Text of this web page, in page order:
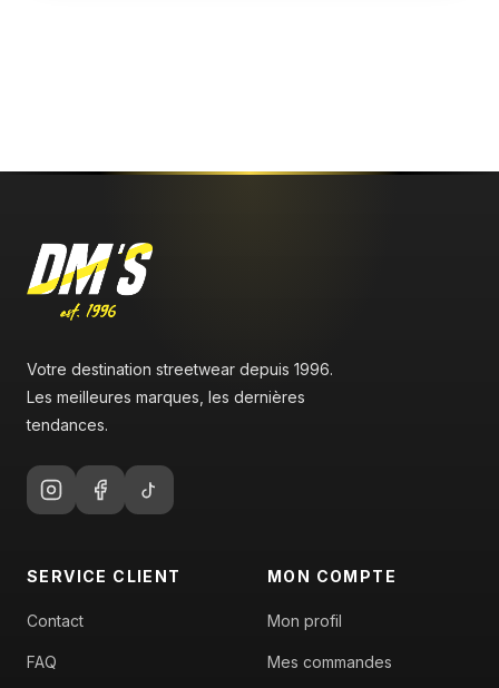
Votre destination streetwear depuis 1996.
Les meilleures marques, les dernières
tendances.
SERVICE CLIENT
Contact
FAQ
MON COMPTE
Mon profil
Mes commandes